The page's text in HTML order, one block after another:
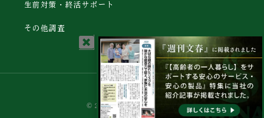
生前対策・終活サポート
その他調査
© 2024 - 株式会社SIGNAL